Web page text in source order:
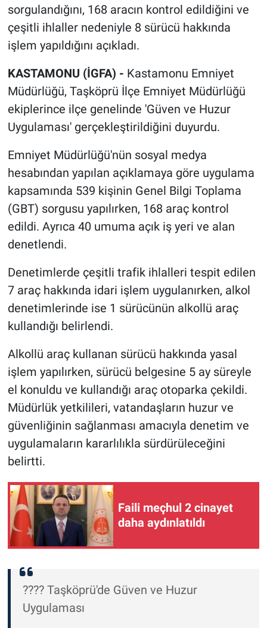
sorgulandığını, 168 aracın kontrol edildiğini ve
çeşitli ihlaller nedeniyle 8 sürücü hakkında
işlem yapıldığını açıkladı.
KASTAMONU (İGFA) - Kastamonu Emniyet
Müdürlüğü, Taşköprü İlçe Emniyet Müdürlüğü
ekiplerince ilçe genelinde 'Güven ve Huzur
Uygulaması' gerçekleştirildiğini duyurdu.
Emniyet Müdürlüğü'nün sosyal medya
hesabından yapılan açıklamaya göre uygulama
kapsamında 539 kişinin Genel Bilgi Toplama
(GBT) sorgusu yapılırken, 168 araç kontrol
edildi. Ayrıca 40 umuma açık iş yeri ve alan
denetlendi.
Denetimlerde çeşitli trafik ihlalleri tespit edilen
7 araç hakkında idari işlem uygulanırken, alkol
denetimlerinde ise 1 sürücünün alkollü araç
kullandığı belirlendi.
Alkollü araç kullanan sürücü hakkında yasal
işlem yapılırken, sürücü belgesine 5 ay süreyle
el konuldu ve kullandığı araç otoparka çekildi.
Müdürlük yetkilileri, vatandaşların huzur ve
güvenliğinin sağlanması amacıyla denetim ve
uygulamaların kararlılıkla sürdürüleceğini
belirtti.
Faili meçhul 2 cinayet
daha aydınlatıldı
???? Taşköprü'de Güven ve Huzur
Uygulaması